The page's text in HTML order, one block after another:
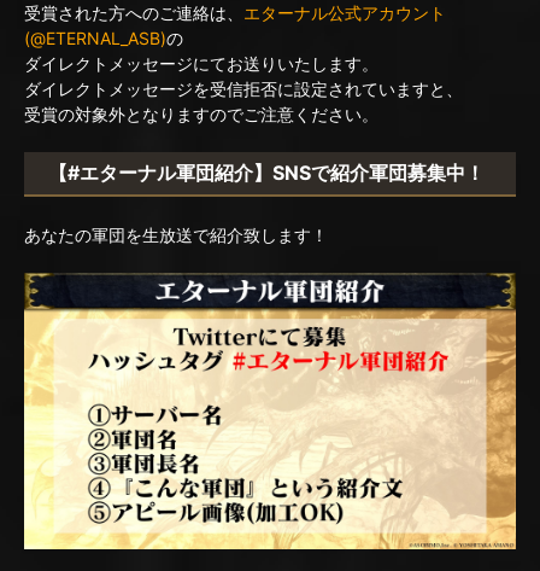
受賞された方へのご連絡は、 エターナル公式アカウント
(@ETERNAL_ASB)の
ダイレクトメッセージにてお送りいたします。
ダイレクトメッセージを受信拒否に設定されていますと、
受賞の対象外となりますのでご注意ください。
【#エターナル軍団紹介】SNSで紹介軍団募集中！
あなたの軍団を生放送で紹介致します！